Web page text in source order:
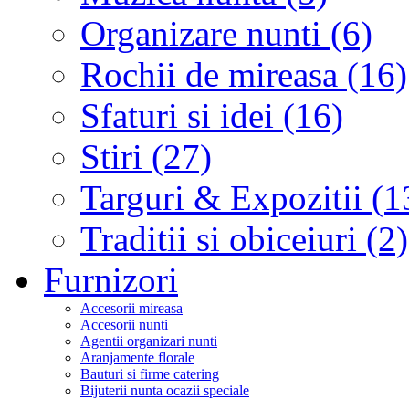
Organizare nunti (6)
Rochii de mireasa (16)
Sfaturi si idei (16)
Stiri (27)
Targuri & Expozitii
Traditii si obiceiuri (2)
Furnizori
Accesorii mireasa
Accesorii nunti
Agentii organizari nunti
Aranjamente florale
Bauturi si firme catering
Bijuterii nunta ocazii speciale